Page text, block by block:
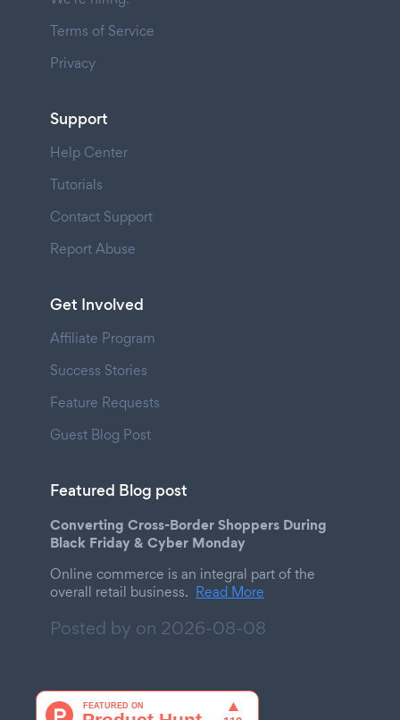
Terms of Service
Privacy
Support
Help Center
Tutorials
Contact Support
Report Abuse
Get Involved
Affiliate Program
Success Stories
Feature Requests
Guest Blog Post
Featured Blog post
Converting Cross-Border Shoppers During
Black Friday & Cyber Monday
Online commerce is an integral part of the
overall retail business. Read More
Posted by on 2026-08-08